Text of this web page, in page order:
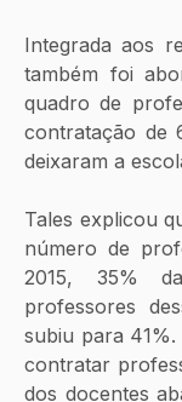
Integrada aos
também foi
quadro de
contratação de
deixaram a
Tales explicou
número de
2015, 35%
professores
subiu para
contratar
dos docentes